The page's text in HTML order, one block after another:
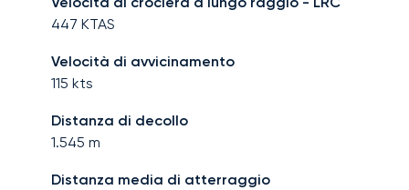
447 KTAS
Velocità di avvicinamento
115 kts
Distanza di decollo
1.545 m
Distanza media di atterraggio